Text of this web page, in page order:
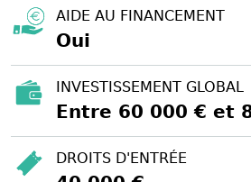
AIDE AU FINANCEMENT
Oui
INVESTISSEMENT GLOBAL
Entre 60 000 € et
DROITS D'ENTRÉE